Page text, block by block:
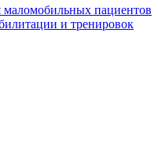
пациентов
и тренировок